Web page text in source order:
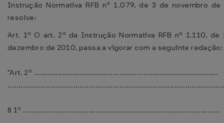
Instrução Normativa RFB nº 1.079, de 3 de novembro de
resolve:
Art. 1º O art. 2º da Instrução Normativa RFB nº 1.110, de
dezembro de 2010, passa a vigorar com a seguinte redação:
"Art. 2º ....................................................................................
§ 1º ..........................................................................................